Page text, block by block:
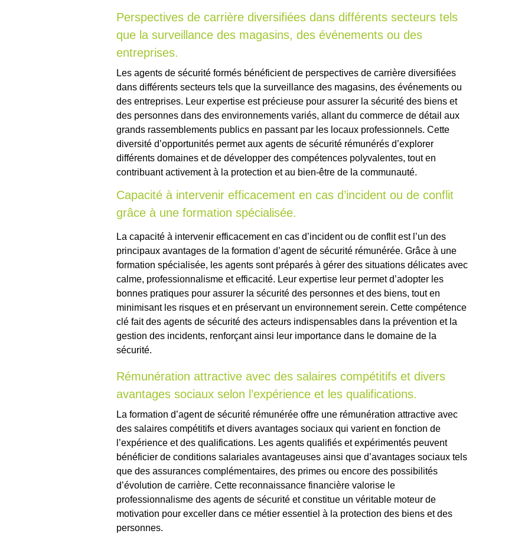
Perspectives de carrière diversifiées dans différents secteurs tels
que la surveillance des magasins, des événements ou des
entreprises.
Les agents de sécurité formés bénéficient de perspectives de carrière diversifiées
dans différents secteurs tels que la surveillance des magasins, des événements ou
des entreprises. Leur expertise est précieuse pour assurer la sécurité des biens et
des personnes dans des environnements variés, allant du commerce de détail aux
grands rassemblements publics en passant par les locaux professionnels. Cette
diversité d’opportunités permet aux agents de sécurité rémunérés d’explorer
différents domaines et de développer des compétences polyvalentes, tout en
contribuant activement à la protection et au bien-être de la communauté.
Capacité à intervenir efficacement en cas d’incident ou de conflit
grâce à une formation spécialisée.
La capacité à intervenir efficacement en cas d’incident ou de conflit est l’un des
principaux avantages de la formation d’agent de sécurité rémunérée. Grâce à une
formation spécialisée, les agents sont préparés à gérer des situations délicates avec
calme, professionnalisme et efficacité. Leur expertise leur permet d’adopter les
bonnes pratiques pour assurer la sécurité des personnes et des biens, tout en
minimisant les risques et en préservant un environnement serein. Cette compétence
clé fait des agents de sécurité des acteurs indispensables dans la prévention et la
gestion des incidents, renforçant ainsi leur importance dans le domaine de la
sécurité.
Rémunération attractive avec des salaires compétitifs et divers
avantages sociaux selon l’expérience et les qualifications.
La formation d’agent de sécurité rémunérée offre une rémunération attractive avec
des salaires compétitifs et divers avantages sociaux qui varient en fonction de
l’expérience et des qualifications. Les agents qualifiés et expérimentés peuvent
bénéficier de conditions salariales avantageuses ainsi que d’avantages sociaux tels
que des assurances complémentaires, des primes ou encore des possibilités
d’évolution de carrière. Cette reconnaissance financière valorise le
professionnalisme des agents de sécurité et constitue un véritable moteur de
motivation pour exceller dans ce métier essentiel à la protection des biens et des
personnes.